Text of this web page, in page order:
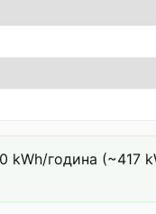
kWh/година